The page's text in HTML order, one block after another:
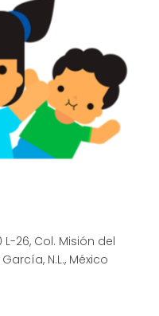
26, Col. Misión del
N.L., México